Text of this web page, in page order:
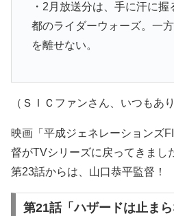
・2月放送分は、手に汗に
都のライダーウォーズ。一
を離せない。
（ＳＩＣファンさん、いつもあ
映画「平成ジェネレーションズ
督がTVシリーズに戻ってきまし
第23話からは、山口恭平監督！
第21話「ハザードは止まら